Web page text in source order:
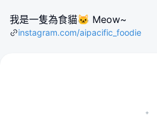
我是一隻為食貓🐱 Meow~
instagram.com/aipacific_foodie